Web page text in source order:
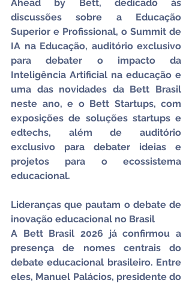
Ahead by Bett, dedicado às
discussões sobre a Educação
Superior e Profissional, o Summit de
IA na Educação, auditório exclusivo
para debater o impacto da
Inteligência Artificial na educação e
uma das novidades da Bett Brasil
neste ano, e o Bett Startups, com
exposições de soluções startups e
edtechs, além de auditório
exclusivo para debater ideias e
projetos para o ecossistema
educacional.
Lideranças que pautam o debate de
inovação educacional no Brasil
A Bett Brasil 2026 já confirmou a
presença de nomes centrais do
debate educacional brasileiro. Entre
eles, Manuel Palácios, presidente do